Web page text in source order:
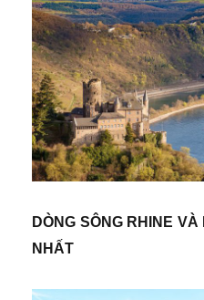
DÒNG SÔNG RHINE
NHẤT